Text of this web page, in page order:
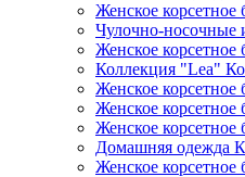
Женское
Чулочно-носочные
Женское
Коллекция "Lea"
Женское
Женское корсетное
Женское корсетное
Домашняя одежда
Женское